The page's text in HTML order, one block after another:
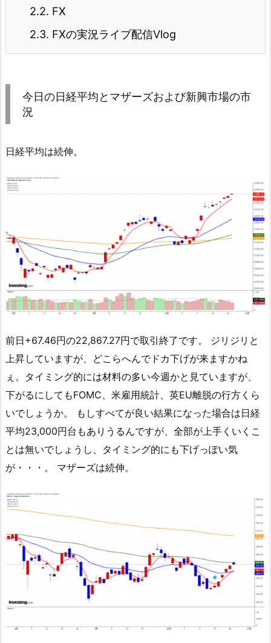
2.2. FX
2.3. FXの実況ライブ配信Vlog
今日の日経平均とマザーズおよび新興市場の市
況
日経平均は続伸。
前日+67.46円の22,867.27円で取引終了です。 ジリジリと
上昇していますが、どこらへんでドカ下げが来ますかね
ぇ。タイミング的には材料の多い今週かと見ていますが、
下がるにしてもFOMC、米雇用統計、英EU離脱の行方くら
いでしょうか。 もしすべてが良い結果になった場合は日経
平均23,000円台もありうるんですが、全部が上手くいくこ
とは無いでしょうし、タイミング的にも下げっぽい気
が・・・。 マザーズは続伸。